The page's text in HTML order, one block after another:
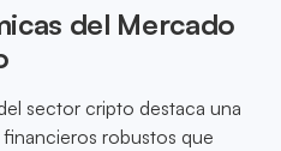
del Mercado
sector cripto destaca una
robustos que